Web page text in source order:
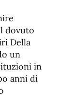
dovuto
Della
un
in
anni di